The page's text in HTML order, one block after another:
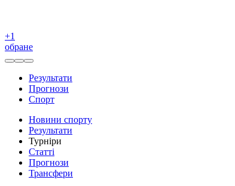
+1
обране
Результати
Прогнози
Спорт
Новини спорту
Результати
Турніри
Статті
Прогнози
Трансфери